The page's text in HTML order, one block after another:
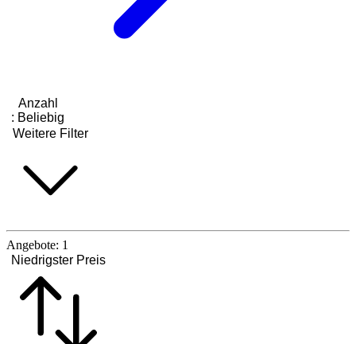
Anzahl
: Beliebig
Weitere Filter
Angebote: 1
Niedrigster Preis